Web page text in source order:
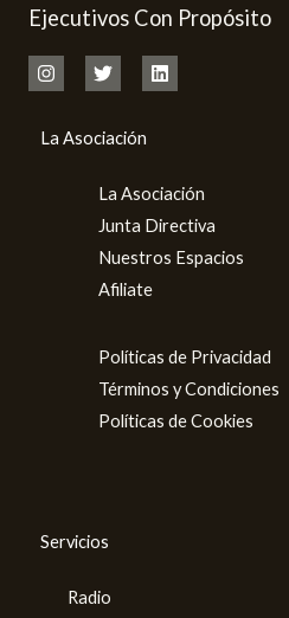
Ejecutivos Con Propósito
La Asociación
La Asociación
Junta Directiva
Nuestros Espacios
Afiliate
Políticas de Privacidad
Términos y Condiciones
Políticas de Cookies
Servicios
Radio